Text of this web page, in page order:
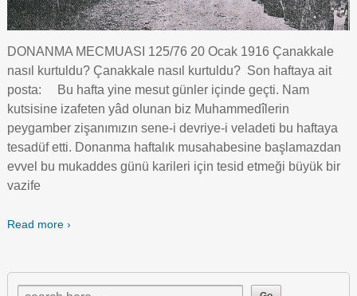
DONANMA MECMUASI 125/76 20 Ocak 1916 Çanakkale
nasıl kurtuldu? Çanakkale nasıl kurtuldu? Son haftaya ait
posta: Bu hafta yine mesut günler içinde geçti. Nam
kutsisine izafeten yâd olunan biz Muhammedîlerin
peygamber zişanımızın sene-i devriye-i veladeti bu haftaya
tesadüf etti. Donanma haftalık musahabesine başlamazdan
evvel bu mukaddes günü karileri için tesid etmeği büyük bir
vazife
Read more ›